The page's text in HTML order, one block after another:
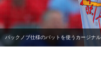
パックノブ仕様のバットを使うカージナ